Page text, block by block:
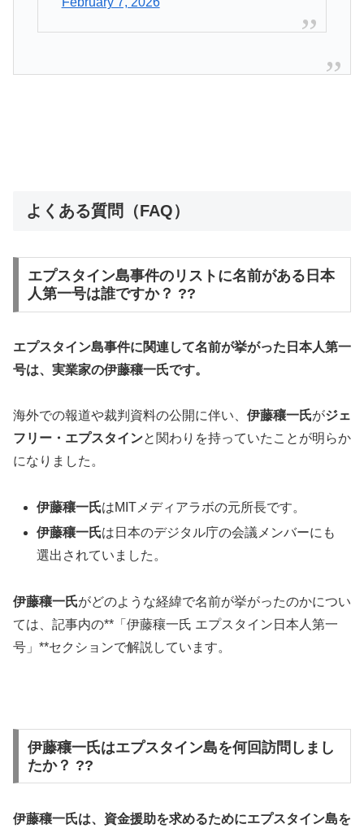
よくある質問（FAQ）
エプスタイン島事件のリストに名前がある日本
人第一号は誰ですか？ ??
エプスタイン島事件に関連して名前が挙がった日本人第一
号は、実業家の伊藤穰一氏です。
海外での報道や裁判資料の公開に伴い、 伊藤穰一氏がジェ
フリー・エプスタインと関わりを持っていたことが明らか
になりました。
伊藤穰一氏はMITメディアラボの元所長です。
伊藤穰一氏は日本のデジタル庁の会議メンバーにも
選出されていました。
伊藤穰一氏がどのような経緯で名前が挙がったのかについ
ては、記事内の**「伊藤穰一氏 エプスタイン日本人第一
号」**セクションで解説しています。
伊藤穰一氏はエプスタイン島を何回訪問しまし
たか？ ??
伊藤穰一氏は、資金援助を求めるためにエプスタイン島を